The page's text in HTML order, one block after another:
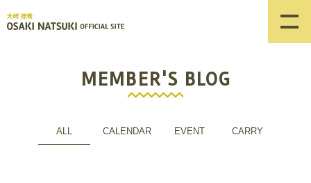
MEMBER'S BLOG
ALL CALENDAR EVENT CARRY